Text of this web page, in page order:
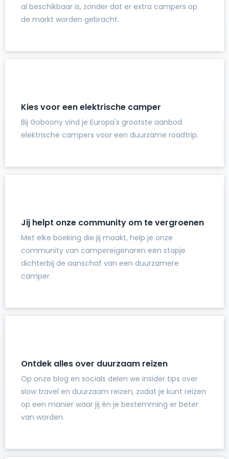
al beschikbaar is, zonder dat er extra campers op
de markt worden gebracht.
Kies voor een elektrische camper
Bij Goboony vind je Europa's grootste aanbod
elektrische campers voor een duurzame roadtrip.
Jij helpt onze community om te vergroenen
Met elke boeking die jij maakt, help je onze
community van campereigenaren een stapje
dichterbij de aanschaf van een duurzamere
camper.
Ontdek alles over duurzaam reizen
Op onze blog en socials delen we insider tips over
slow travel en duurzaam reizen, zodat je kunt reizen
op een manier waar jij én je bestemming er beter
van worden.